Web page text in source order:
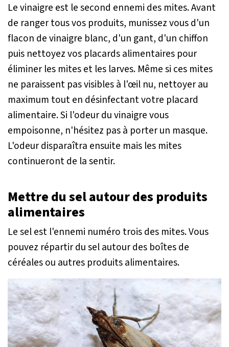
Le vinaigre est le second ennemi des mites. Avant
de ranger tous vos produits, munissez vous d'un
flacon de vinaigre blanc, d'un gant, d'un chiffon
puis nettoyez vos placards alimentaires pour
éliminer les mites et les larves. Même si ces mites
ne paraissent pas visibles à l'œil nu, nettoyer au
maximum tout en désinfectant votre placard
alimentaire. Si l'odeur du vinaigre vous
empoisonne, n'hésitez pas à porter un masque.
L'odeur disparaîtra ensuite mais les mites
continueront de la sentir.
Mettre du sel autour des produits
alimentaires
Le sel est l'ennemi numéro trois des mites. Vous
pouvez répartir du sel autour des boîtes de
céréales ou autres produits alimentaires.